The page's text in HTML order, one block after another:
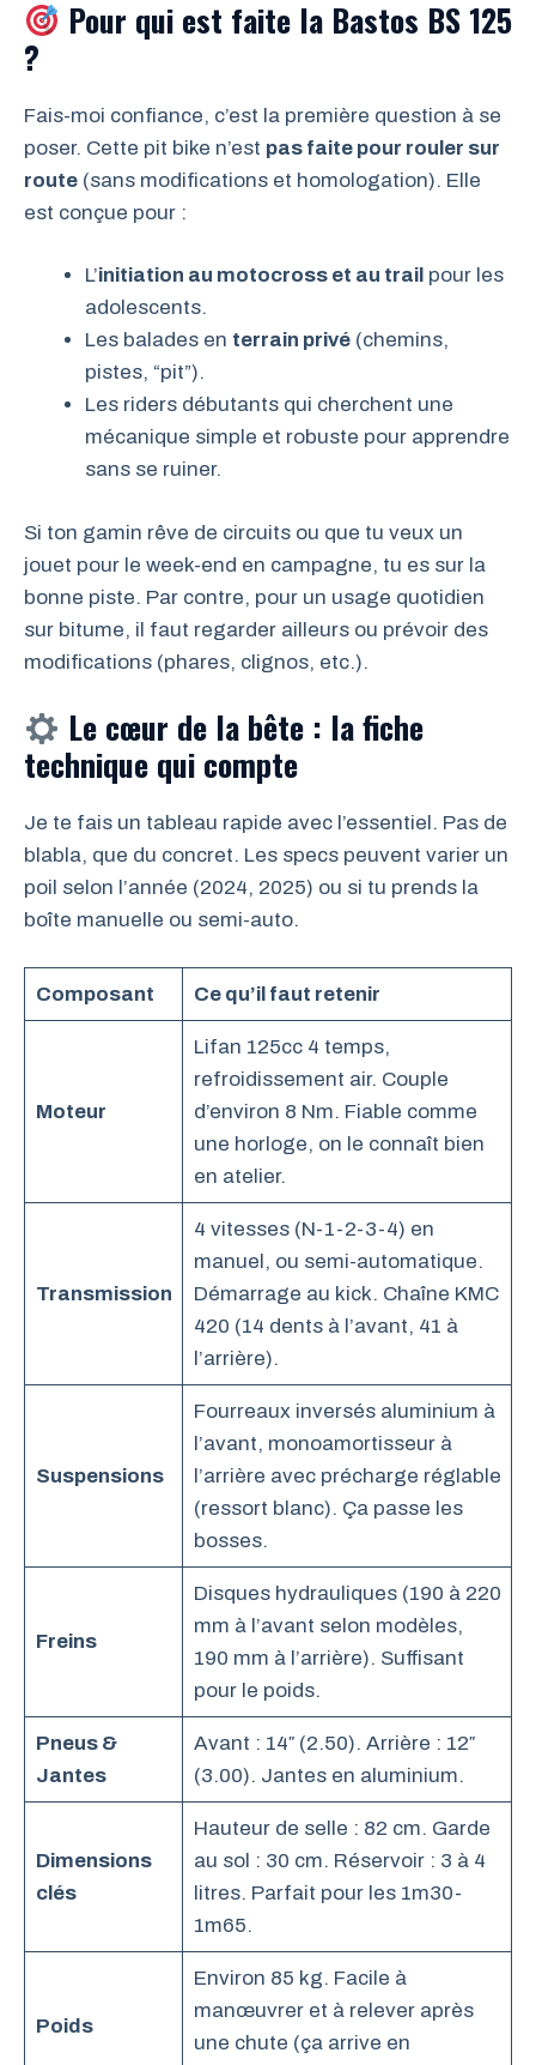
Pour qui est faite la Bastos BS 125
?
Fais-moi confiance, c’est la première question à se
poser. Cette pit bike n’est pas faite pour rouler sur
route (sans modifications et homologation). Elle
est conçue pour :
L’initiation au motocross et au trail pour les
adolescents.
Les balades en terrain privé (chemins,
pistes, “pit”).
Les riders débutants qui cherchent une
mécanique simple et robuste pour apprendre
sans se ruiner.
Si ton gamin rêve de circuits ou que tu veux un
jouet pour le week-end en campagne, tu es sur la
bonne piste. Par contre, pour un usage quotidien
sur bitume, il faut regarder ailleurs ou prévoir des
modifications (phares, clignos, etc.).
Le cœur de la bête : la fiche
technique qui compte
Je te fais un tableau rapide avec l’essentiel. Pas de
blabla, que du concret. Les specs peuvent varier un
poil selon l’année (2024, 2025) ou si tu prends la
boîte manuelle ou semi-auto.
Composant Ce qu’il faut retenir
Moteur
Lifan 125cc 4 temps,
refroidissement air. Couple
d’environ 8 Nm. Fiable comme
une horloge, on le connaît bien
en atelier.
Transmission
4 vitesses (N-1-2-3-4) en
manuel, ou semi-automatique.
Démarrage au kick. Chaîne KMC
420 (14 dents à l’avant, 41 à
l’arrière).
Suspensions
Fourreaux inversés aluminium à
l’avant, monoamortisseur à
l’arrière avec précharge réglable
(ressort blanc). Ça passe les
bosses.
Freins
Disques hydrauliques (190 à 220
mm à l’avant selon modèles,
190 mm à l’arrière). Suffisant
pour le poids.
Pneus &
Jantes
Avant : 14″ (2.50). Arrière : 12″
(3.00). Jantes en aluminium.
Dimensions
clés
Hauteur de selle : 82 cm. Garde
au sol : 30 cm. Réservoir : 3 à 4
litres. Parfait pour les 1m30-
1m65.
Poids
Environ 85 kg. Facile à
manœuvrer et à relever après
une chute (ça arrive en